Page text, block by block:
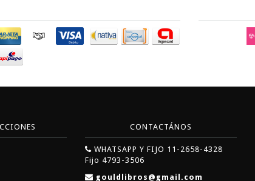
CONTACTÁNOS
WHATSAPP Y FIJO 11-2658-4328
Fijo 4793-3506
gouldlibros@gmail.com